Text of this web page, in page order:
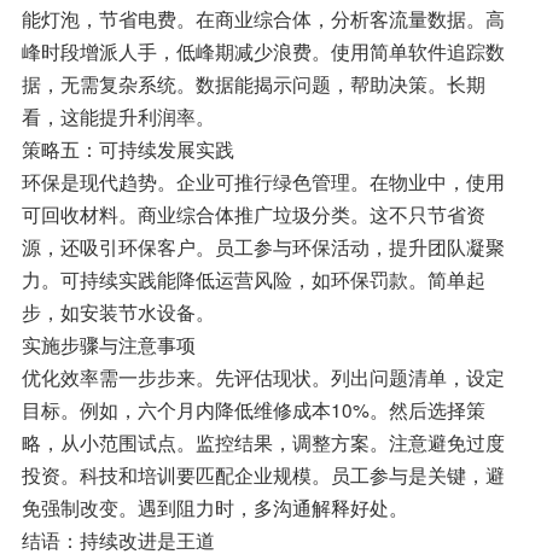
能灯泡，节省电费。在商业综合体，分析客流量数据。高
峰时段增派人手，低峰期减少浪费。使用简单软件追踪数
据，无需复杂系统。数据能揭示问题，帮助决策。长期
看，这能提升利润率。
策略五：可持续发展实践
环保是现代趋势。企业可推行绿色管理。在物业中，使用
可回收材料。商业综合体推广垃圾分类。这不只节省资
源，还吸引环保客户。员工参与环保活动，提升团队凝聚
力。可持续实践能降低运营风险，如环保罚款。简单起
步，如安装节水设备。
实施步骤与注意事项
优化效率需一步步来。先评估现状。列出问题清单，设定
目标。例如，六个月内降低维修成本10%。然后选择策
略，从小范围试点。监控结果，调整方案。注意避免过度
投资。科技和培训要匹配企业规模。员工参与是关键，避
免强制改变。遇到阻力时，多沟通解释好处。
结语：持续改进是王道